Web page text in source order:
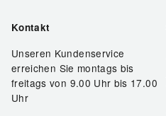
Kontakt
Unseren Kundenservice
erreichen Sie montags bis
freitags von 9.00 Uhr bis 17.00
Uhr